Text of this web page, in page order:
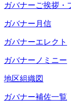
ガバナーご挨拶・
ガバナー月信
ガバナーエレクト
ガバナーノミニー
地区組織図
ガバナー補佐一覧